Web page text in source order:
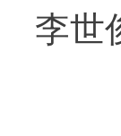
李世